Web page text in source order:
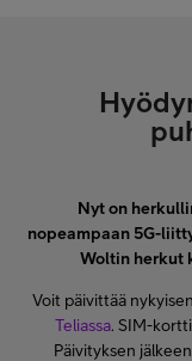
Nyt on
nopeampaan 5G-
Woltin herkut
Voit päivittää
Teliassa. SIM-
Päivityksen